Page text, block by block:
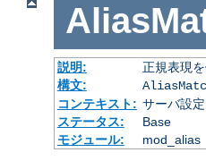
説明:
正規表現
構文:
コンテキスト: サーバ設
ステータス:
Base
モジュール:
mod_alias